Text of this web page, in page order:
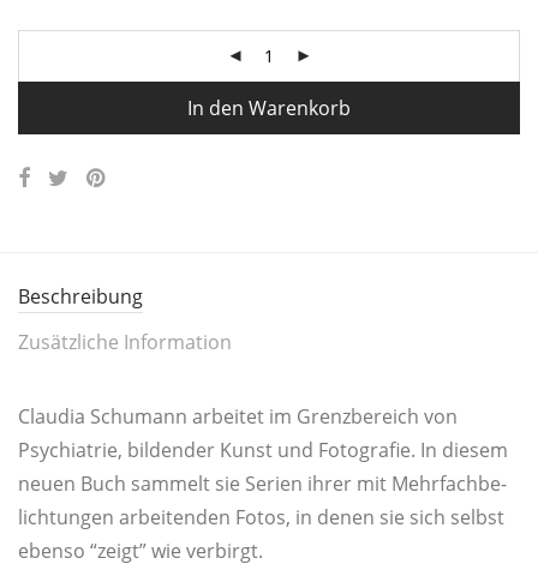
In den Warenkorb
Beschreibung
Zusätzliche Information
Clau­dia Schu­mann arbei­tet im Grenz­be­reich von
Psych­ia­trie, bil­den­der Kunst und Foto­gra­fie. In die­sem
neu­en Buch sam­melt sie Seri­en ihrer mit Mehr­fach­be­
lich­tun­gen arbei­ten­den Fotos, in denen sie sich selbst
eben­so “zeigt” wie verbirgt.